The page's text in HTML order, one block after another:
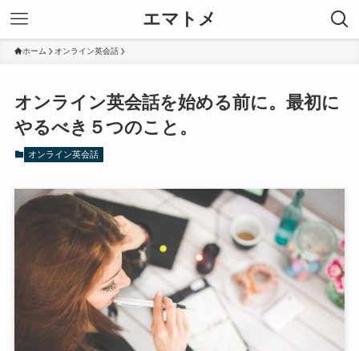
エマトメ
ホーム オンライン英会話
オンライン英会話を始める前に。最初に
やるべき５つのこと。
オンライン英会話